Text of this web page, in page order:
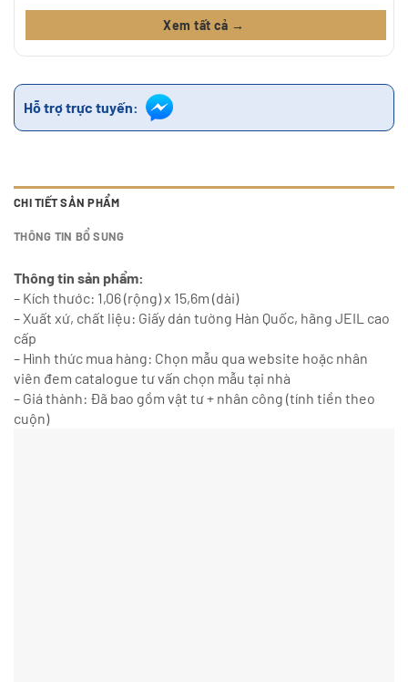
Xem tất cả →
Hỗ trợ trực tuyến:
CHI TIẾT SẢN PHẨM
THÔNG TIN BỔ SUNG
Thông tin sản phẩm:
– Kích thước: 1,06 (rộng) x 15,6m (dài)
– Xuất xứ, chất liệu: Giấy dán tường Hàn Quốc, hãng JEIL cao
cấp
– Hình thức mua hàng: Chọn mẫu qua website hoặc nhân
viên đem catalogue tư vấn chọn mẫu tại nhà
– Giá thành: Đã bao gồm vật tư + nhân công (tính tiền theo
cuộn)